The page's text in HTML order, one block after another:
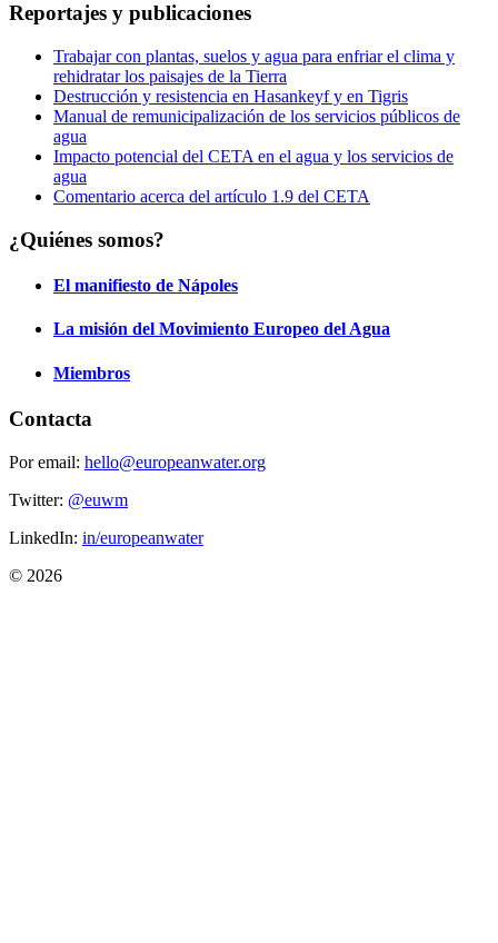
Reportajes y publicaciones
Trabajar con plantas, suelos y agua para enfriar el clima y
rehidratar los paisajes de la Tierra
Destrucción y resistencia en Hasankeyf y en Tigris
Manual de remunicipalización de los servicios públicos de
agua
Impacto potencial del CETA en el agua y los servicios de
agua
Comentario acerca del artículo 1.9 del CETA
¿Quiénes somos?
El manifiesto de Nápoles
La misión del Movimiento Europeo del Agua
Miembros
Contacta
Por email: hello@europeanwater.org
Twitter: @euwm
LinkedIn: in/europeanwater
© 2026